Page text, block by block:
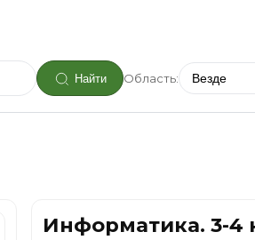
Найти Область:
Информатика. 3-4